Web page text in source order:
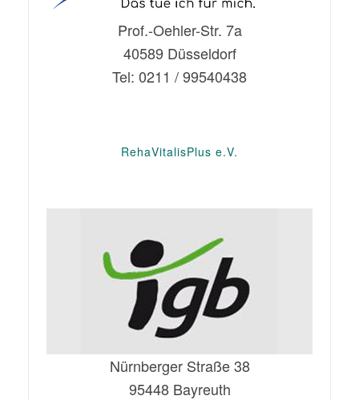
Prof.-Oehler-Str. 7a
40589 Düsseldorf
Tel: 0211 / 99540438
RehaVitalisPlus e.V.
Nürnberger Straße 38
95448 Bayreuth